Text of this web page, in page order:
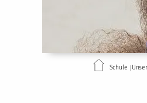
Schule